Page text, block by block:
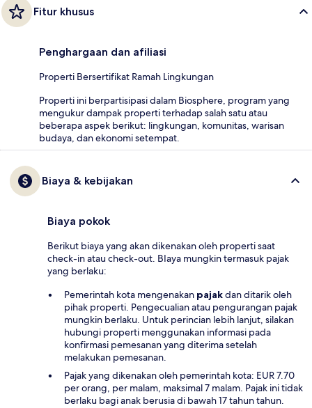
Fitur khusus
Penghargaan dan afiliasi
Properti Bersertifikat Ramah Lingkungan
Properti ini berpartisipasi dalam Biosphere, program yang
mengukur dampak properti terhadap salah satu atau
beberapa aspek berikut: lingkungan, komunitas, warisan
budaya, dan ekonomi setempat.
Biaya & kebijakan
Biaya pokok
Berikut biaya yang akan dikenakan oleh properti saat
check-in atau check-out. BIaya mungkin termasuk pajak
yang berlaku:
Pemerintah kota mengenakan pajakdan ditarik oleh
pihak properti. Pengecualian atau pengurangan pajak
mungkin berlaku. Untuk perincian lebih lanjut, silakan
hubungi properti menggunakan informasi pada
konfirmasi pemesanan yang diterima setelah
melakukan pemesanan.
Pajak yang dikenakan oleh pemerintah kota: EUR 7.70
per orang, per malam, maksimal 7 malam. Pajak ini tidak
berlaku bagi anak berusia di bawah 17 tahun tahun.